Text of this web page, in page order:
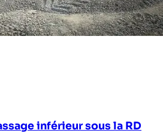
inférieur sous la RD